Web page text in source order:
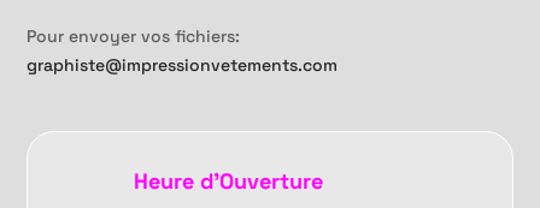
Pour envoyer vos fichiers:
graphiste@impressionvetements.com
Heure d'Ouverture